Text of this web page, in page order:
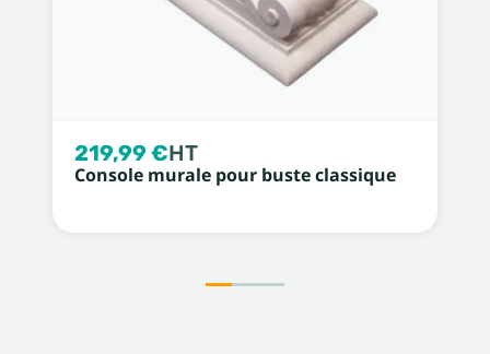
219,99 €HT
Console murale pour buste classique